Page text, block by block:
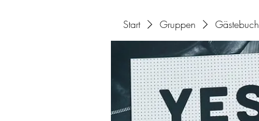
Start Gruppen Gästebuch